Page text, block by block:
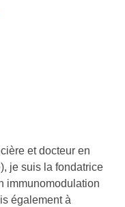
et docteur en
je suis la fondatrice
immunomodulation
également à